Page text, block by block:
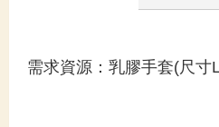
需求資源：乳膠手套(尺寸